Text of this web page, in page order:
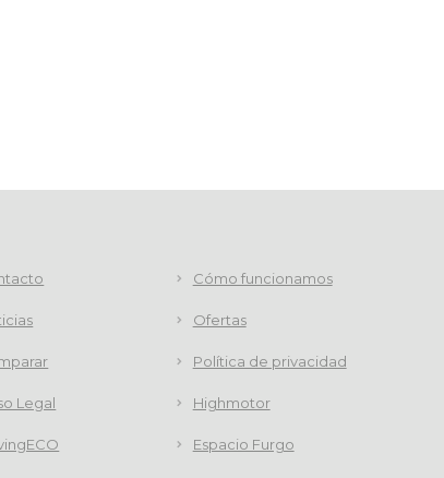
Cómo funcionamos
Ofertas
Política de privacidad
Legal Highmotor
Espacio Furgo